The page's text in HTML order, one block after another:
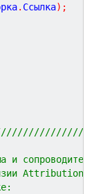
. Ссылка) ;